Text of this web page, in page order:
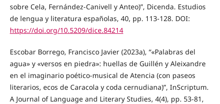
sobre Cela, Fernández-Canivell y Anteo)”, Dicenda. Estudios
de lengua y literatura españolas, 40, pp. 113-128. DOI:
https://doi.org/10.5209/dice.84214
Escobar Borrego, Francisco Javier (2023a), “«Palabras del
agua» y «versos en piedra»: huellas de Guillén y Aleixandre
en el imaginario poético-musical de Atencia (con paseos
literarios, ecos de Caracola y coda cernudiana)”, InScriptum.
A Journal of Language and Literary Studies, 4(4), pp. 53-81,